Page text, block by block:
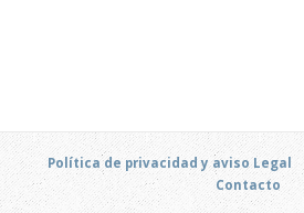
Política de privacidad y aviso Legal
Contacto